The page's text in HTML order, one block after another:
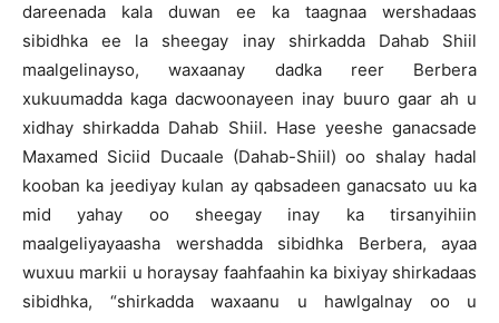
dareenada kala duwan ee ka taagnaa wershadaas
sibidhka ee la sheegay inay shirkadda Dahab Shiil
maalgelinayso, waxaanay dadka reer Berbera
xukuumadda kaga dacwoonayeen inay buuro gaar ah u
xidhay shirkadda Dahab Shiil. Hase yeeshe ganacsade
Maxamed Siciid Ducaale (Dahab-Shiil) oo shalay hadal
kooban ka jeediyay kulan ay qabsadeen ganacsato uu ka
mid yahay oo sheegay inay ka tirsanyihiin
maalgeliyayaasha wershadda sibidhka Berbera, ayaa
wuxuu markii u horaysay faahfaahin ka bixiyay shirkadaas
sibidhka, “shirkadda waxaanu u hawlgalnay oo u